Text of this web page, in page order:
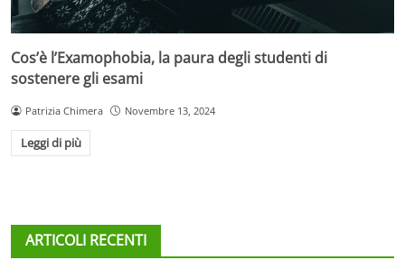
Cos’è l’Examophobia, la paura degli studenti di
sostenere gli esami
Patrizia Chimera Novembre 13, 2024
Leggi di più
ARTICOLI RECENTI